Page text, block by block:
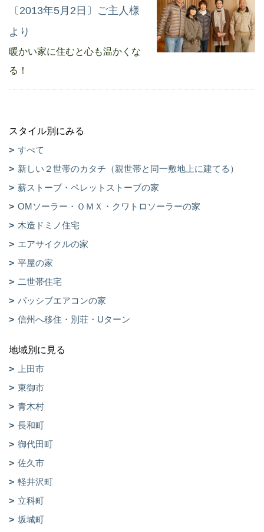
〔2013年5月2日〕ご主人様
より
暖かい家に住むと心も温かくな
る！
スタイル別にみる
すべて
新しい２世帯のカタチ（親世帯と同一敷地上に建てる）
薪ストーブ・ペレットストーブの家
OMソーラー・ＯＭＸ・クワトロソーラーの家
木造ドミノ住宅
エアサイクルの家
平屋の家
二世帯住宅
パッシブエアコンの家
信州へ移住・別荘・Uターン
地域別に見る
上田市
東御市
青木村
長和町
御代田町
佐久市
軽井沢町
立科町
坂城町